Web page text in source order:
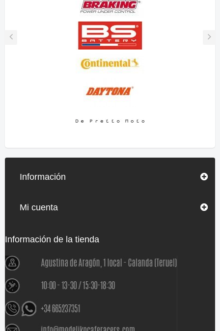
Información
Mi cuenta
Información de la tienda